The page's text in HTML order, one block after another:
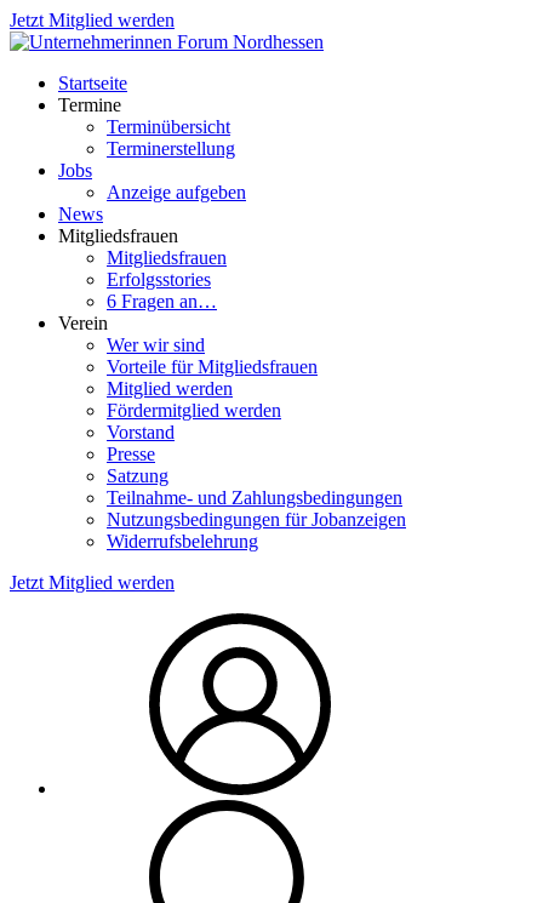
Jetzt Mitglied werden
Startseite
Termine
Terminübersicht
Terminerstellung
Jobs
Anzeige aufgeben
News
Mitgliedsfrauen
Mitgliedsfrauen
Erfolgsstories
6 Fragen an…
Verein
Wer wir sind
Vorteile für Mitgliedsfrauen
Mitglied werden
Fördermitglied werden
Vorstand
Presse
Satzung
Teilnahme- und Zahlungsbedingungen
Nutzungsbedingungen für Jobanzeigen
Widerrufsbelehrung
Jetzt Mitglied werden